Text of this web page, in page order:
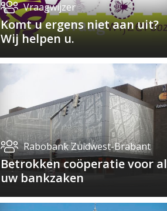
Vraagwijzer
Komt u ergens niet aan uit?
Wij helpen u.
Rabobank Zuidwest-Brabant
Betrokken coöperatie voor al
uw bankzaken